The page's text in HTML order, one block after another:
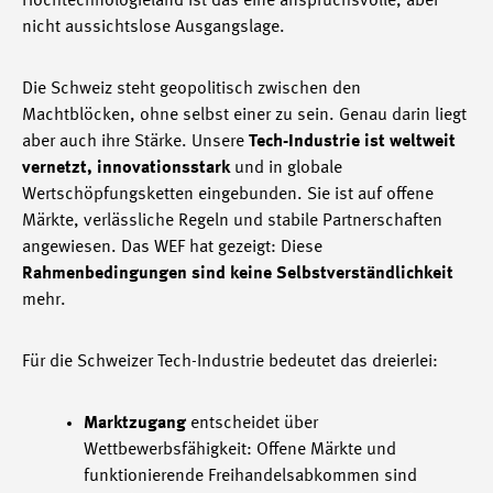
nicht aussichtslose Ausgangslage.
Die Schweiz steht geopolitisch zwischen den
Machtblöcken, ohne selbst einer zu sein. Genau darin liegt
aber auch ihre Stärke. Unsere Tech-Industrie ist weltweit
vernetzt, innovationsstarkund in globale
Wertschöpfungsketten eingebunden. Sie ist auf offene
Märkte, verlässliche Regeln und stabile Partnerschaften
angewiesen. Das WEF hat gezeigt: Diese
Rahmenbedingungen sind keine Selbstverständlichkeit
mehr.
Für die Schweizer Tech-Industrie bedeutet das dreierlei:
Marktzugang entscheidet über
Wettbewerbsfähigkeit: Offene Märkte und
funktionierende Freihandelsabkommen sind